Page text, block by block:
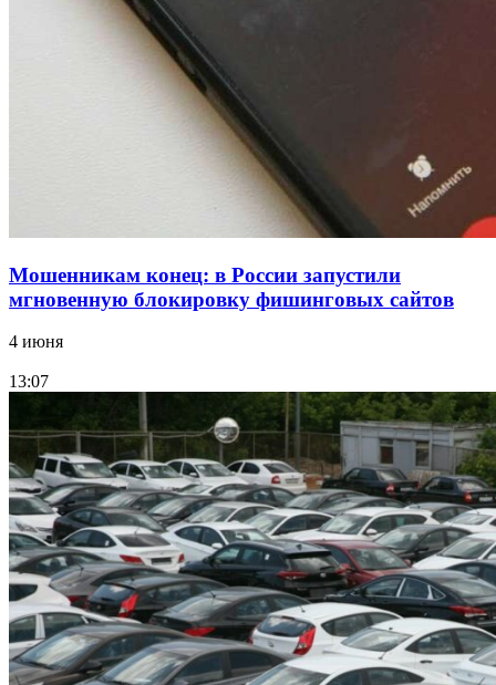
Волгоградские компании нарастили экспорт:
заключены контракты на 3,6 млн долларов
Мошенникам конец: в России запустили
мгновенную блокировку фишинговых сайтов
4 июня
13:07